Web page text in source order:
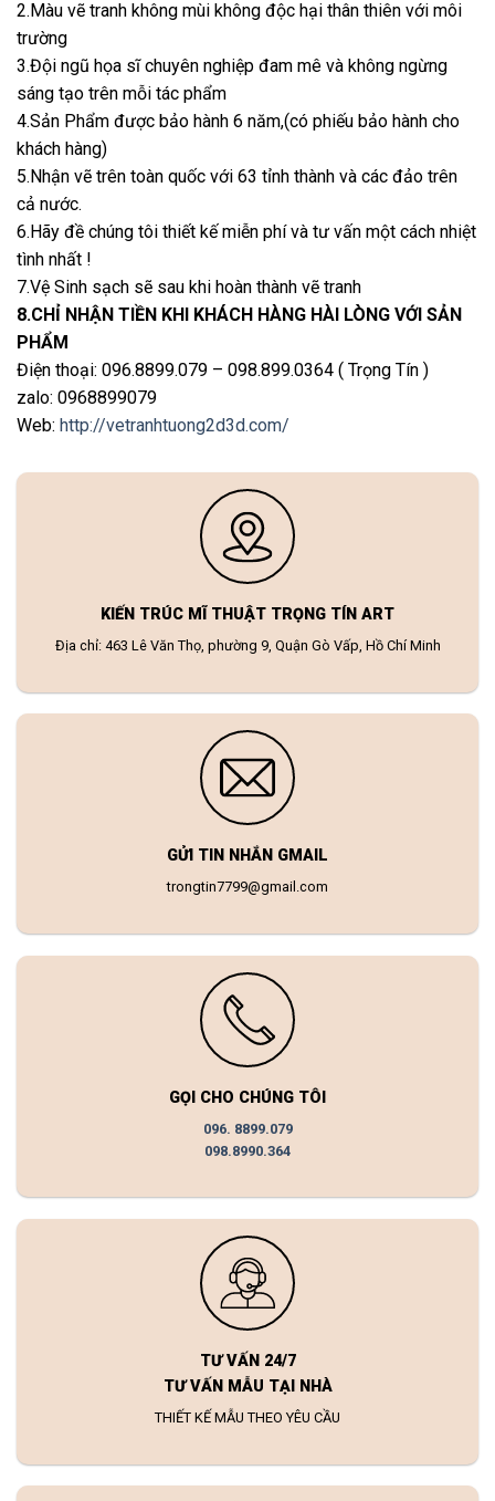
2.Màu vẽ tranh không mùi không độc hại thân thiên với môi
trường
3.Đội ngũ họa sĩ chuyên nghiệp đam mê và không ngừng
sáng tạo trên mỗi tác phẩm
4.Sản Phẩm được bảo hành 6 năm,(có phiếu bảo hành cho
khách hàng)
5.Nhận vẽ trên toàn quốc với 63 tỉnh thành và các đảo trên
cả nước.
6.Hãy đề chúng tôi thiết kế miễn phí và tư vấn một cách nhiệt
tình nhất !
7.Vệ Sinh sạch sẽ sau khi hoàn thành vẽ tranh
8.CHỈ NHẬN TIỀN KHI KHÁCH HÀNG HÀI LÒNG VỚI SẢN
PHẨM
Điện thoại: 096.8899.079 – 098.899.0364 ( Trọng Tín )
zalo: 0968899079
Web: http://vetranhtuong2d3d.com/
KIẾN TRÚC MĨ THUẬT TRỌNG TÍN ART
Địa chỉ: 463 Lê Văn Thọ, phường 9, Quận Gò Vấp, Hồ Chí Minh
GỬI TIN NHẮN GMAIL
trongtin7799@gmail.com
GỌI CHO CHÚNG TÔI
096. 8899.079
098.8990.364
TƯ VẤN 24/7
TƯ VẤN MẪU TẠI NHÀ
THIẾT KẾ MẪU THEO YÊU CẦU